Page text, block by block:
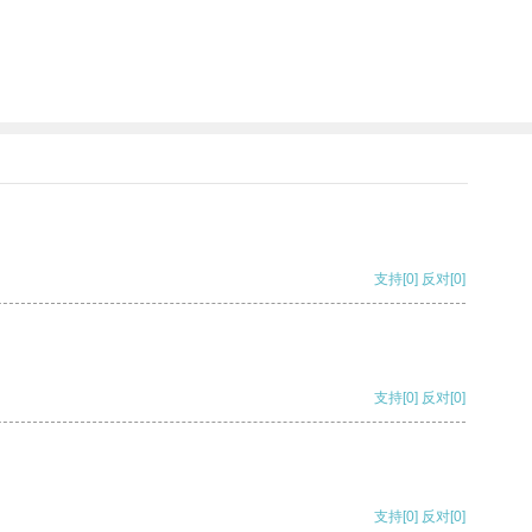
支持[0] 反对[0]
支持[0] 反对[0]
支持[0] 反对[0]